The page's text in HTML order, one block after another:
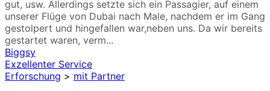
gut, usw. Allerdings setzte sich ein Passagier, auf einem
unserer Flüge von Dubai nach Male, nachdem er im Gang
gestolpert und hingefallen war,neben uns. Da wir bereits
gestartet waren, verm...
Biggsy
Exzellenter Service
Erforschung > mit Partner